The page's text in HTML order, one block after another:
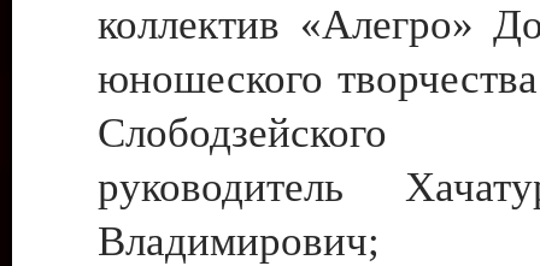
коллектив «Алегро»
юношеского
руководитель
Владимирович;